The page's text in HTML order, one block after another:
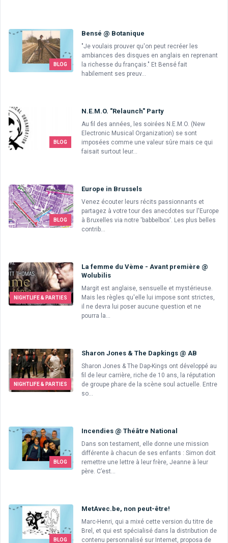
BLOG
Bensé @ Botanique
"Je voulais prouver qu'on peut recréer les
ambiances des disques en anglais en reprenant
la richesse du français." Et Bensé fait
habilement ses preuv...
BLOG
N.E.M.O. "Relaunch" Party
Au fil des années, les soirées N.E.M.O. (New
Electronic Musical Organization) se sont
imposées comme une valeur sûre mais ce qui
faisait surtout leur...
BLOG
Europe in Brussels
Venez écouter leurs récits passionnants et
partagez à votre tour des anecdotes sur l'Europe
à Bruxelles via notre 'babbelbox'. Les plus belles
contrib...
NIGHTLIFE & PARTIES
La femme du Vème - Avant première @
Wolubilis
Margit est anglaise, sensuelle et mystérieuse.
Mais les règles qu'elle lui impose sont strictes,
il ne devra lui poser aucune question et ne
pourra la...
NIGHTLIFE & PARTIES
Sharon Jones & The Dapkings @ AB
Sharon Jones & The Dap-Kings ont développé au
fil de leur carrière, riche de 10 ans, la réputation
de groupe phare de la scène soul actuelle. Entre
so...
BLOG
Incendies @ Théâtre National
Dans son testament, elle donne une mission
différente à chacun de ses enfants : Simon doit
remettre une lettre à leur frère, Jeanne à leur
père. C’est...
BLOG
MetAvec.be, non peut-être!
Marc-Henri, qui a mixé cette version du titre de
Brel, et qui est spécialisé dans la distribution de
contenu personnalisé sur Internet, proposa de